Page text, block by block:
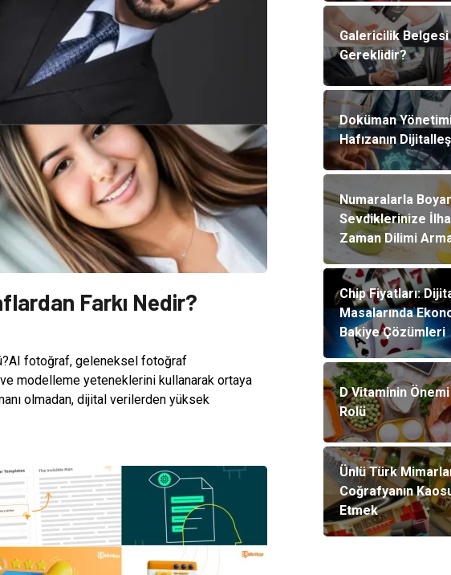
Farkı Nedir?
fotoğraf, geleneksel fotoğraf
modelleme yeteneklerini kullanarak ortaya
olmadan, dijital verilerden yüksek
Galericilik
Gereklidir?
Doküman
Hafızanın
Numaralarla
Sevdiklerinize
Zaman Dilimi
Chip Fiyatları:
Masalarında
Bakiye Çözümleri
D Vitaminin
Rolü
Ünlü Türk
Coğrafyanın
Etmek